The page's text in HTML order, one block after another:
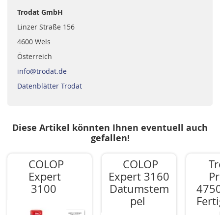
Trodat GmbH
Linzer Straße 156
4600 Wels
Österreich
info@trodat.de
Datenblätter Trodat
Diese Artikel könnten Ihnen eventuell auch
gefallen!
COLOP
Expert
3100
COLOP
Expert 3160
Datumstem
pel